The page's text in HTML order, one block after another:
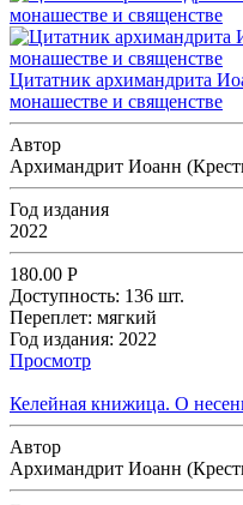
Цитатник архимандрита
монашестве и священстве
Автор
Архимандрит Иоанн
Год издания
2022
180.00 Р
Доступность: 136 шт.
Переплет: мягкий
Год издания: 2022
Просмотр
Келейная книжица. О
Автор
Архимандрит Иоанн